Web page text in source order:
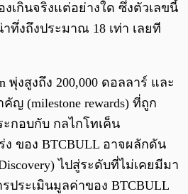
เกินจริงแต่อย่างใด ซึ่งตัวเลขนี้
ทึ่งถึงประมาณ 18 เท่า เลยที
งสูงถึง 200,000 ดอลลาร์ และ
ญ (milestone rewards) ที่ถูก
ะกอบกับ กลไกโทเค็น
ง ของ BTCBULL อาจผลักดัน
ไปสู่ระดับที่ไม่เคยมีมา
ประเมินมูลค่าของ BTCBULL